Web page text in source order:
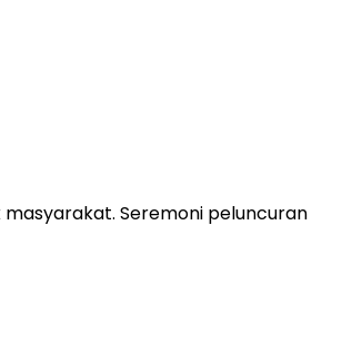
Seremoni peluncuran